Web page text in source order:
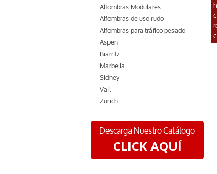
Alfombras Modulares
Alfombras de uso rudo
Alfombras para tráfico pesado
Aspen
Biarritz
Marbella
Sidney
Vail
Zurich
Descarga Nuestro Catálogo
CLICK AQUÍ